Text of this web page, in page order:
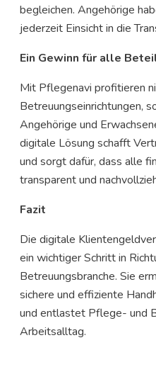
begleichen. Angehörige
jederzeit Einsicht in die
Ein Gewinn für alle
Mit Pflegenavi profitieren
Betreuungseinrichtungen,
Angehörige und
digitale Lösung schafft
und sorgt dafür, dass alle
transparent und
Fazit
Die digitale
ein wichtiger Schritt in
Betreuungsbranche. Sie
sichere und effiziente
und entlastet Pflege- und
Arbeitsalltag.